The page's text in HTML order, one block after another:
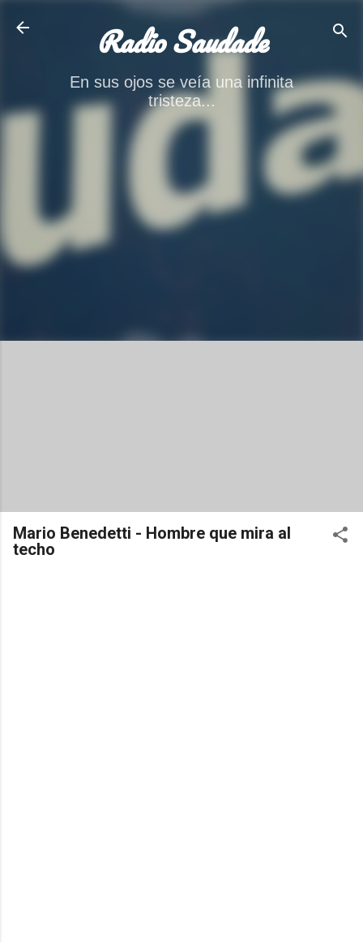
Radio Saudade
En sus ojos se veía una infinita
tristeza...
Mario Benedetti - Hombre que mira al
techo